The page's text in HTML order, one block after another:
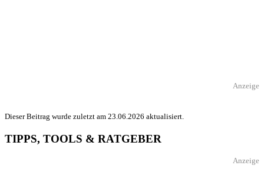
Anzeige
Dieser Beitrag wurde zuletzt am 23.06.2026 aktualisiert.
TIPPS, TOOLS & RATGEBER
Anzeige